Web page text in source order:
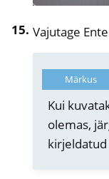
Vajutage
Märkus
Kui
olemas,